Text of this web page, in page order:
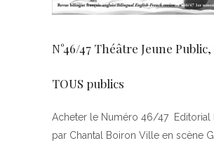
N°46/47 Théâtre Jeune
TOUS publics
Acheter le Numéro 46/47 Editorial
par Chantal Boiron Ville en scène